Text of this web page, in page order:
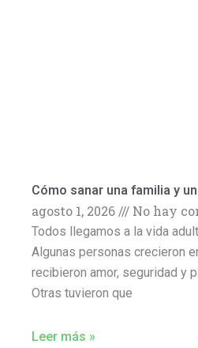
Cómo sanar una familia y
agosto 1, 2026 No hay
Todos llegamos a la vida
Algunas personas crecieron
recibieron amor, seguridad y
Otras tuvieron que
Leer más »